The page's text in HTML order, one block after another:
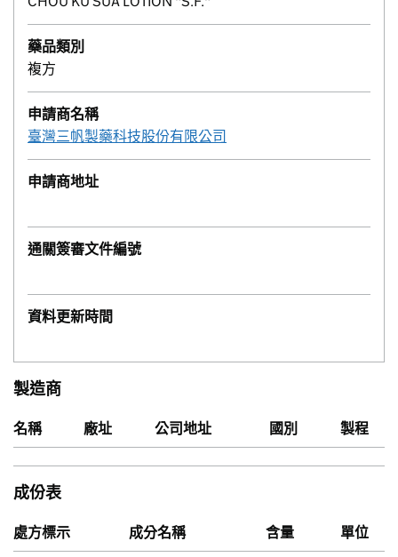
藥品類別
複方
申請商名稱
臺灣三帆製藥科技股份有限公司
申請商地址
通關簽審文件編號
資料更新時間
製造商
名稱 廠址 公司地址 國別 製程
成份表
處方標示 成分名稱 含量 單位